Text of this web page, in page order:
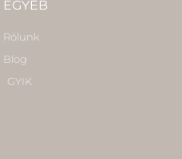
EGYÉB
Rólunk
Blog
GYIK